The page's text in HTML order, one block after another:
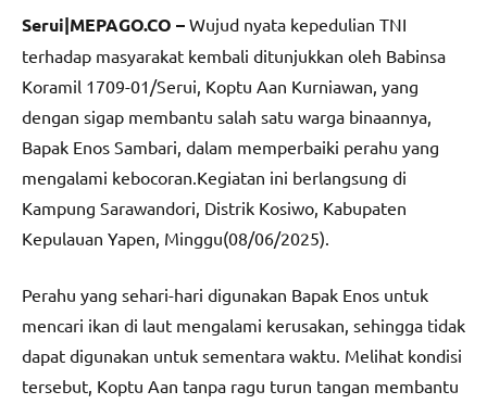
Serui|MEPAGO.CO – Wujud nyata kepedulian TNI
terhadap masyarakat kembali ditunjukkan oleh Babinsa
Koramil 1709-01/Serui, Koptu Aan Kurniawan, yang
dengan sigap membantu salah satu warga binaannya,
Bapak Enos Sambari, dalam memperbaiki perahu yang
mengalami kebocoran.Kegiatan ini berlangsung di
Kampung Sarawandori, Distrik Kosiwo, Kabupaten
Kepulauan Yapen, Minggu(08/06/2025).
Perahu yang sehari-hari digunakan Bapak Enos untuk
mencari ikan di laut mengalami kerusakan, sehingga tidak
dapat digunakan untuk sementara waktu. Melihat kondisi
tersebut, Koptu Aan tanpa ragu turun tangan membantu